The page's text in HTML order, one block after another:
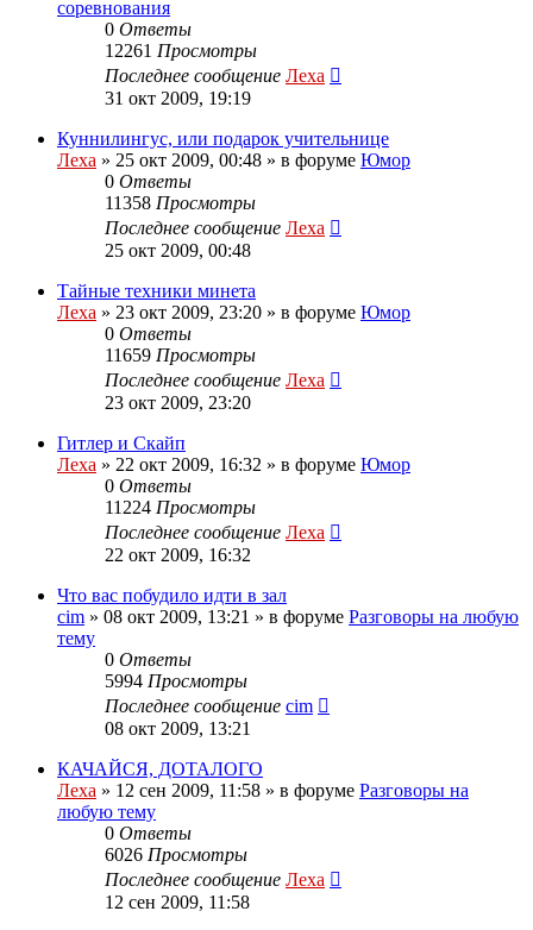
соревнования
0 Ответы
12261 Просмотры
Последнее сообщение Леха
31 окт 2009, 19:19
Куннилингус, или подарок учительнице
Леха » 25 окт 2009, 00:48 » в форуме Юмор
0 Ответы
11358 Просмотры
Последнее сообщение Леха
25 окт 2009, 00:48
Тайные техники минета
Леха » 23 окт 2009, 23:20 » в форуме Юмор
0 Ответы
11659 Просмотры
Последнее сообщение Леха
23 окт 2009, 23:20
Гитлер и Скайп
Леха » 22 окт 2009, 16:32 » в форуме Юмор
0 Ответы
11224 Просмотры
Последнее сообщение Леха
22 окт 2009, 16:32
Что вас побудило идти в зал
cim » 08 окт 2009, 13:21 » в форуме Разговоры на любую
тему
0 Ответы
5994 Просмотры
Последнее сообщение cim
08 окт 2009, 13:21
КАЧАЙСЯ, ДОТАЛОГО
Леха » 12 сен 2009, 11:58 » в форуме Разговоры на
любую тему
0 Ответы
6026 Просмотры
Последнее сообщение Леха
12 сен 2009, 11:58